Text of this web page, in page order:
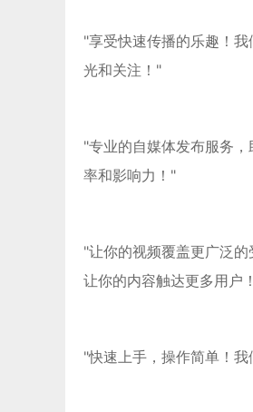
"享受快速传播的乐趣！
光和关注！"
"专业的自媒体发布服务
率和影响力！"
"让你的视频覆盖更广泛
让你的内容触达更多用户
"快速上手，操作简单！